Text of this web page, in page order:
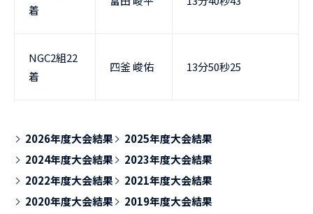
着
NGC2組22
着
四釜 峻佑 13分50秒25
2026年度大会結果
2025年度大会結果
2024年度大会結果
2023年度大会結果
2022年度大会結果
2021年度大会結果
2020年度大会結果
2019年度大会結果